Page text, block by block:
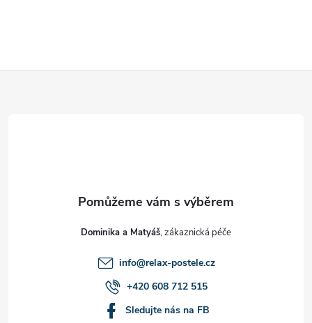
Dominika a Matyáš
info@relax-postele.cz
+420 608 712 515
Sledujte nás na FB